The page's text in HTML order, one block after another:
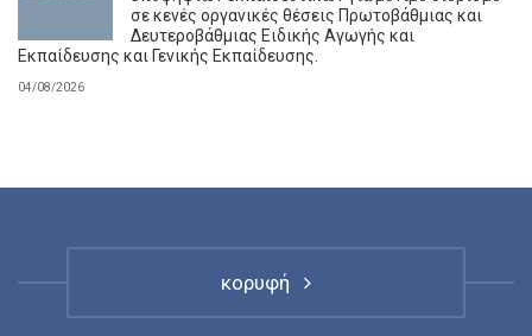
σε κενές οργανικές θέσεις Πρωτοβάθμιας και
Δευτεροβάθμιας Ειδικής Αγωγής και
Εκπαίδευσης και Γενικής Εκπαίδευσης.
04/08/2026
κορυφή